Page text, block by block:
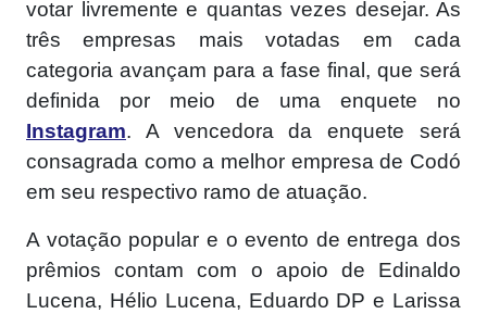
votar livremente e quantas vezes desejar. As
três empresas mais votadas em cada
categoria avançam para a fase final, que será
definida por meio de uma enquete no
Instagram. A vencedora da enquete será
consagrada como a melhor empresa de Codó
em seu respectivo ramo de atuação.
A votação popular e o evento de entrega dos
prêmios contam com o apoio de Edinaldo
Lucena, Hélio Lucena, Eduardo DP e Larissa